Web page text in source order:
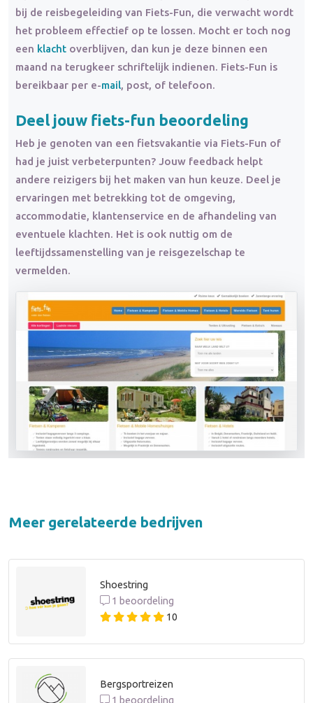
bij de reisbegeleiding van Fiets-Fun, die verwacht wordt
het probleem effectief op te lossen. Mocht er toch nog
een klacht overblijven, dan kun je deze binnen een
maand na terugkeer schriftelijk indienen. Fiets-Fun is
bereikbaar per e-mail, post, of telefoon.
Deel jouw fiets-fun beoordeling
Heb je genoten van een fietsvakantie via Fiets-Fun of
had je juist verbeterpunten? Jouw feedback helpt
andere reizigers bij het maken van hun keuze. Deel je
ervaringen met betrekking tot de omgeving,
accommodatie, klantenservice en de afhandeling van
eventuele klachten. Het is ook nuttig om de
leeftijdssamenstelling van je reisgezelschap te
vermelden.
Meer gerelateerde bedrijven
Shoestring
1 beoordeling
10
Bergsportreizen
1 beoordeling